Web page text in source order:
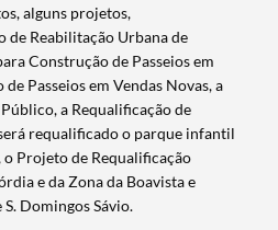
alguns projetos,
de Reabilitação Urbana de
Construção de Passeios em
Passeios em Vendas Novas, a
a Requalificação de
requalificado o parque infantil
o Projeto de Requalificação
e da Zona da Boavista e
Domingos Sávio.